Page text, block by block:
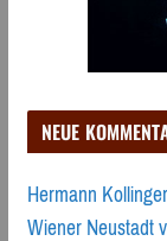
NEUE
Hermann Kollinger
Wiener Neustadt